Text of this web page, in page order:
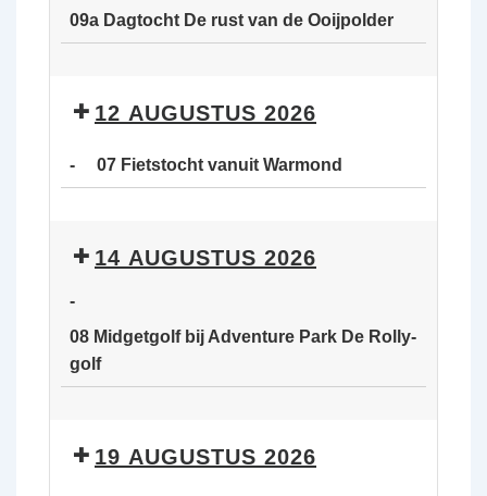
Vaartocht
09a Dagtocht De rust van de Ooijpolder
De
van
12 AUGUSTUS 2026
- 07 Fietstocht vanuit Warmond
vanuit
14 AUGUSTUS 2026
-
08 Midgetgolf bij Adventure Park De Rolly-
golf
bij
19 AUGUSTUS 2026